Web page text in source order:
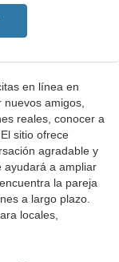
en línea en
amigos,
reales, conocer a
sitio ofrece
agradable y
ayudará a ampliar
la pareja
a largo plazo.
locales,